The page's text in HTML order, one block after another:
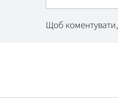
Щоб коментувати,